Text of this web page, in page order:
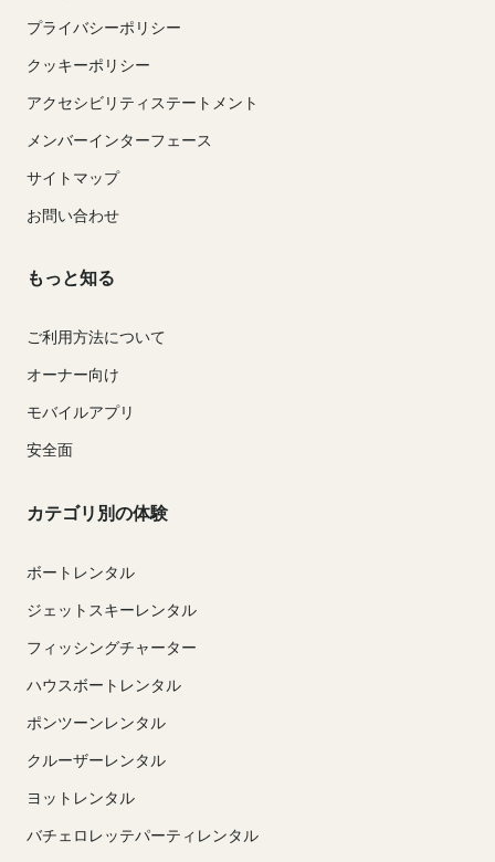
プライバシーポリシー
クッキーポリシー
アクセシビリティステートメント
メンバーインターフェース
サイトマップ
お問い合わせ
もっと知る
ご利用方法について
オーナー向け
モバイルアプリ
安全面
カテゴリ別の体験
ボートレンタル
ジェットスキーレンタル
フィッシングチャーター
ハウスボートレンタル
ポンツーンレンタル
クルーザーレンタル
ヨットレンタル
バチェロレッテパーティレンタル